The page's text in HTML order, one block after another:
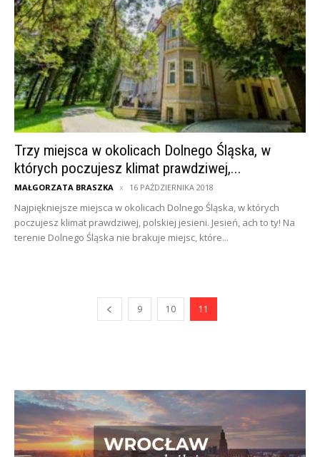
Trzy miejsca w okolicach Dolnego Śląska, w
których poczujesz klimat prawdziwej,...
MAŁGORZATA BRASZKA 16 PAŹDZIERNIKA 2018
Najpiękniejsze miejsca w okolicach Dolnego Śląska, w których
poczujesz klimat prawdziwej, polskiej jesieni. Jesień, ach to ty! Na
terenie Dolnego Śląska nie brakuje miejsc, które...
9 10 11